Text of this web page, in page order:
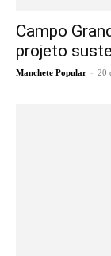
Campo
projeto
Manchete Popular - 20